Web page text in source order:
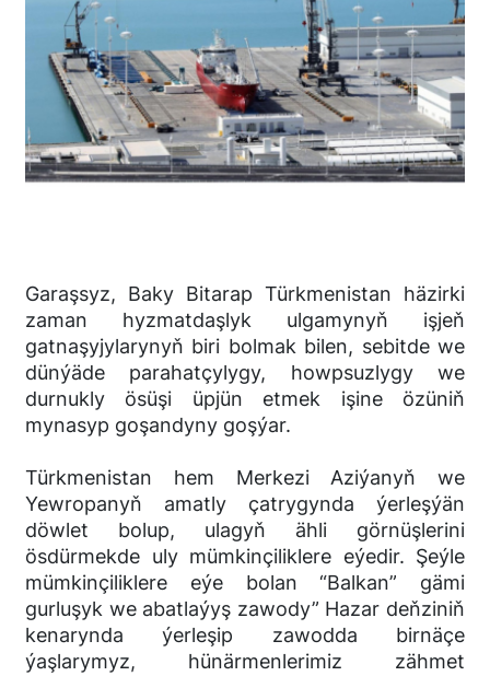
Garaşsyz, Baky Bitarap Türkmenistan häzirki
zaman hyzmatdaşlyk ulgamynyň işjeň
gatnaşyjylarynyň biri bolmak bilen, sebitde we
dünýäde parahatçylygy, howpsuzlygy we
durnukly ösüşi üpjün etmek işine özüniň
mynasyp goşandyny goşýar.
Türkmenistan hem Merkezi Aziýanyň we
Yewropanyň amatly çatrygynda ýerleşýän
döwlet bolup, ulagyň ähli görnüşlerini
ösdürmekde uly mümkinçiliklere eýedir. Şeýle
mümkinçiliklere eýe bolan “Balkan” gämi
gurluşyk we abatlaýyş zawody” Hazar deňziniň
kenarynda ýerleşip zawodda birnäçe
ýaşlarymyz, hünärmenlerimiz zähmet